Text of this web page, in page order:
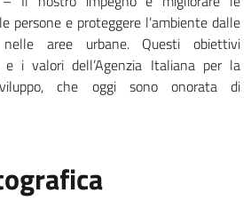
persone e proteggere l’ambiente dalle
nelle aree urbane. Questi obiettivi
i valori dell’Agenzia Italiana per la
che oggi sono onorata di